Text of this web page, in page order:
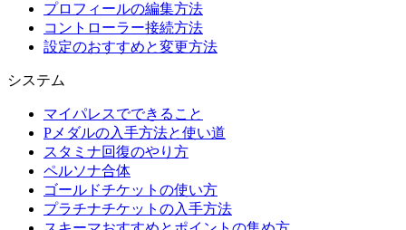
プロフィールの編集方法
コントローラー接続方法
設定のおすすめと変更方法
システム
マイパレスでできること
Pメダルの入手方法と使い道
スタミナ回復のやり方
ペルソナ合体
ゴールドチケットの使い方
プラチナチケットの入手方法